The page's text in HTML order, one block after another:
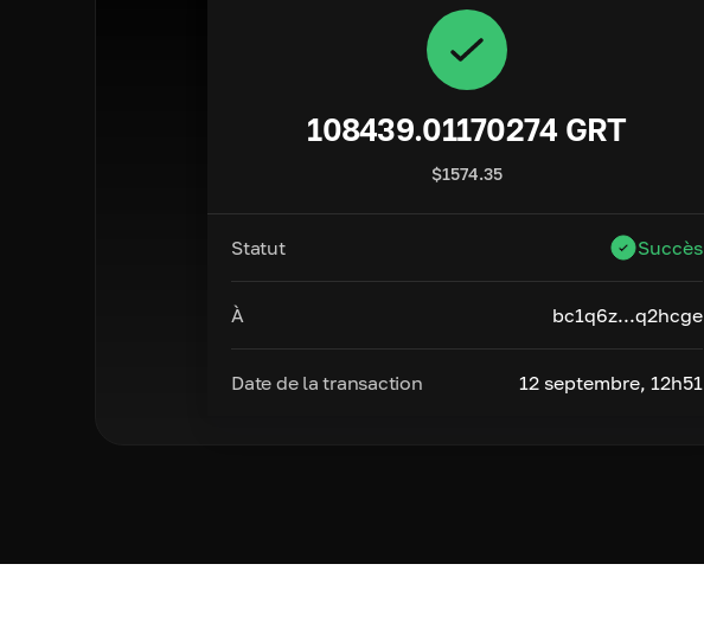
108439.01170274 GRT
$1574.35
Statut Succès
À bc1q6z...q2hcge
Date de la transaction 12 septembre, 12h51